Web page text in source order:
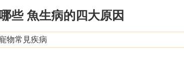
些 魚生病的四大原因
物常見疾病